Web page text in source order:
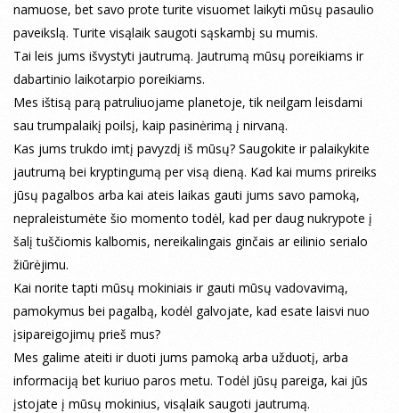
namuose, bet savo prote turite visuomet laikyti mūsų pasaulio
paveikslą. Turite visąlaik saugoti sąskambį su mumis.
Tai leis jums išvystyti jautrumą. Jautrumą mūsų poreikiams ir
dabartinio laikotarpio poreikiams.
Mes ištisą parą patruliuojame planetoje, tik neilgam leisdami
sau trumpalaikį poilsį, kaip pasinėrimą į nirvaną.
Kas jums trukdo imtį pavyzdį iš mūsų? Saugokite ir palaikykite
jautrumą bei kryptingumą per visą dieną. Kad kai mums prireiks
jūsų pagalbos arba kai ateis laikas gauti jums savo pamoką,
nepraleistumėte šio momento todėl, kad per daug nukrypote į
šalį tuščiomis kalbomis, nereikalingais ginčais ar eilinio serialo
žiūrėjimu.
Kai norite tapti mūsų mokiniais ir gauti mūsų vadovavimą,
pamokymus bei pagalbą, kodėl galvojate, kad esate laisvi nuo
įsipareigojimų prieš mus?
Mes galime ateiti ir duoti jums pamoką arba užduotį, arba
informaciją bet kuriuo paros metu. Todėl jūsų pareiga, kai jūs
įstojate į mūsų mokinius, visąlaik saugoti jautrumą.